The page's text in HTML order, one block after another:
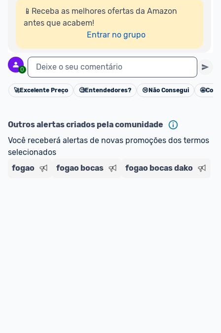
📱Receba as melhores ofertas da Amazon
antes que acabem!
Entrar no grupo
0 Deixe o seu comentário
Cancelar
🚀Excelente Preço 🧐Entendedores? 😢 Não Consegui 🤩
Outros alertas criados pela comunidade
Você receberá alertas de novas promoções dos termos
selecionados
fogao
fogao bocas fogao bocas dako